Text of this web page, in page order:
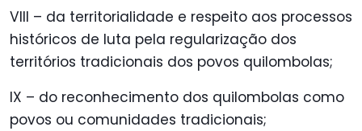
VIII – da territorialidade e respeito aos processos
históricos de luta pela regularização dos
territórios tradicionais dos povos quilombolas;
IX – do reconhecimento dos quilombolas como
povos ou comunidades tradicionais;